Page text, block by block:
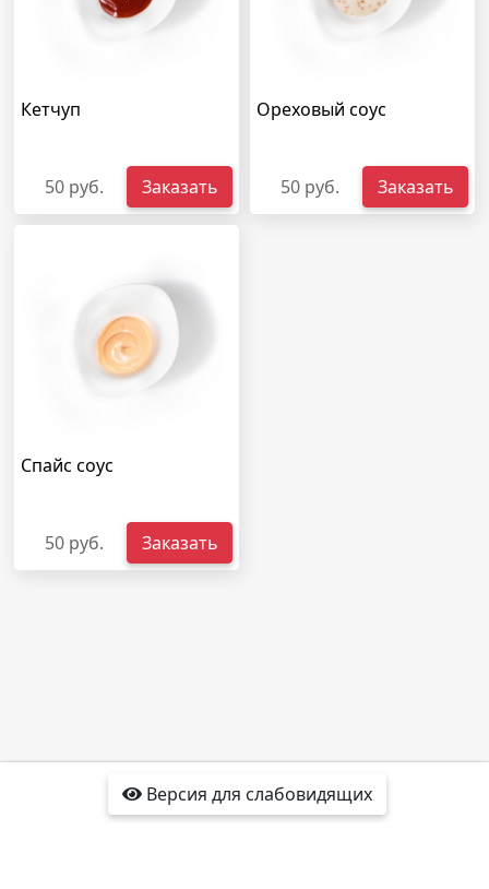
Кетчуп
50 руб. Заказать
Ореховый соус
50 руб. Заказать
Спайс соус
50 руб. Заказать
Версия для слабовидящих